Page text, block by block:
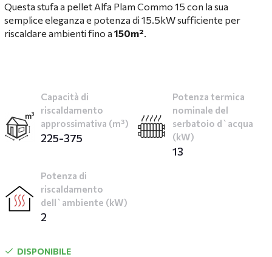
Questa stufa a pellet Alfa Plam Commo 15 con la sua
semplice eleganza e potenza di 15.5kW sufficiente per
riscaldare ambienti fino a 150m².
Capacità di
riscaldamento
approssimativa (m³)
225-375
Potenza termica
nominale del
serbatoio d`acqua
(kW)
13
Potenza di
riscaldamento
dell`ambiente (kW)
2
DISPONIBILE